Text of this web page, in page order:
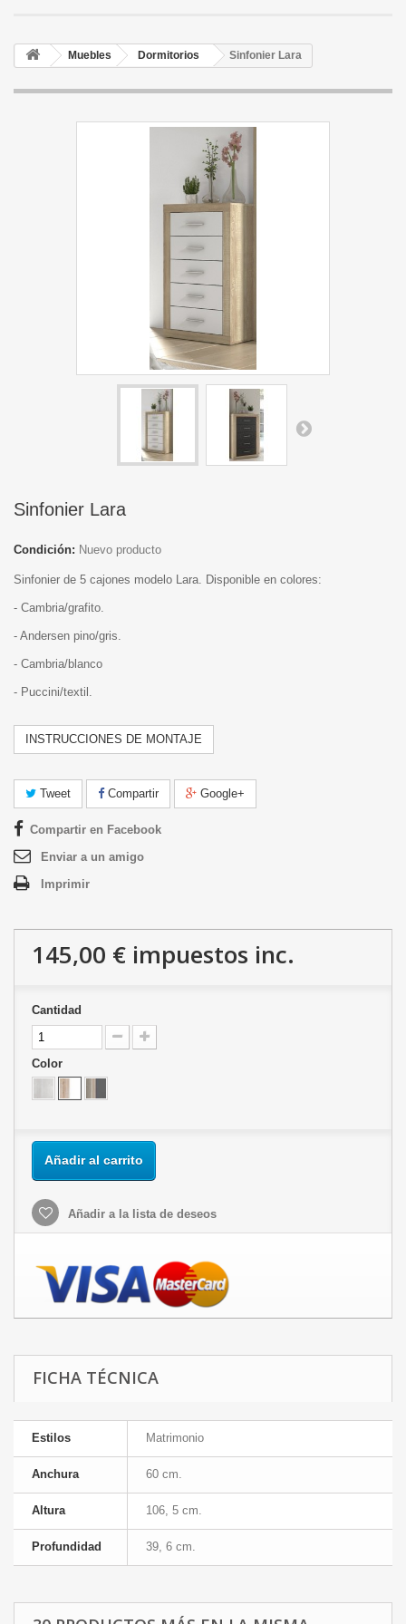
Muebles Dormitorios Sinfonier Lara
Sinfonier Lara
Condición: Nuevo producto
Sinfonier de 5 cajones modelo Lara. Disponible en colores:
- Cambria/grafito.
- Andersen pino/gris.
- Cambria/blanco
- Puccini/textil.
INSTRUCCIONES DE MONTAJE
Tweet Compartir Google+
Compartir en Facebook
Enviar a un amigo
Imprimir
145,00 € impuestos inc.
Cantidad
Color
Añadir al carrito
Añadir a la lista de deseos
FICHA TÉCNICA
Estilos Matrimonio
Anchura 60 cm.
Altura 106, 5 cm.
Profundidad 39, 6 cm.